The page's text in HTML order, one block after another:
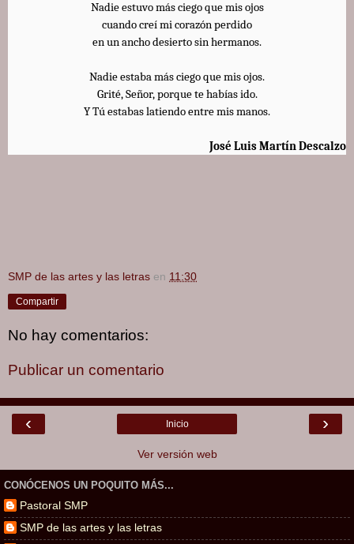
Nadie estuvo más ciego que mis ojos
cuando creí mi corazón perdido
en un ancho desierto sin hermanos.
Nadie estaba más ciego que mis ojos.
Grité, Señor, porque te habías ido.
Y Tú estabas latiendo entre mis manos.
José Luis Martín Descalzo
SMP de las artes y las letras en 11:30
Compartir
No hay comentarios:
Publicar un comentario
‹ ›
Inicio
Ver versión web
CONÓCENOS UN POQUITO MÁS...
Pastoral SMP
SMP de las artes y las letras